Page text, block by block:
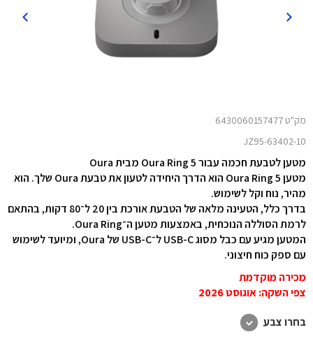
מק"ט 6430060157477
JZ95-63402-10
מטען לטבעת חכמה עבור Oura Ring 5 מבית Oura
מטען Oura Ring 5 הוא הדרך היחידה לטעון את טבעת Oura שלך. הוא
מהיר, נוח וקל לשימוש.
בדרך כלל, הטעינה מלאה של הטבעת אורכת בין 20 ל־80 דקות, בהתאם
לרמת הסוללה הנוכחית, באמצעות מטען ה־Oura Ring.
המטען מגיע עם כבל מסוג USB-C ל־USB-C של Oura, ומיועד לשימוש
עם ספק כוח חיצוני.
מכירה מוקדמת
צפי השקה: אוגוסט 2026
בחרו צבע